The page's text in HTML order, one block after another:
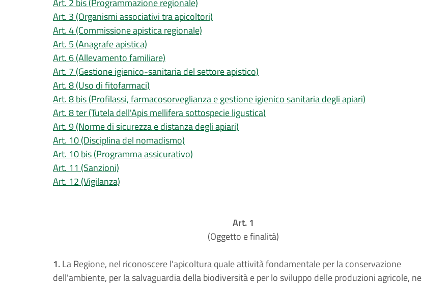
Art. 2 bis (Programmazione regionale)
Art. 3 (Organismi associativi tra apicoltori)
Art. 4 (Commissione apistica regionale)
Art. 5 (Anagrafe apistica)
Art. 6 (Allevamento familiare)
Art. 7 (Gestione igienico-sanitaria del settore apistico)
Art. 8 (Uso di fitofarmaci)
Art. 8 bis (Profilassi, farmacosorveglianza e gestione igienico sanitaria degli apiari)
Art. 8 ter (Tutela dell'Apis mellifera sottospecie ligustica)
Art. 9 (Norme di sicurezza e distanza degli apiari)
Art. 10 (Disciplina del nomadismo)
Art. 10 bis (Programma assicurativo)
Art. 11 (Sanzioni)
Art. 12 (Vigilanza)
Art. 1
(Oggetto e finalità)
1.La Regione, nel riconoscere l'apicoltura quale attività fondamentale per la conservazione
dell'ambiente, per la salvaguardia della biodiversità e per lo sviluppo delle produzioni agricole, ne